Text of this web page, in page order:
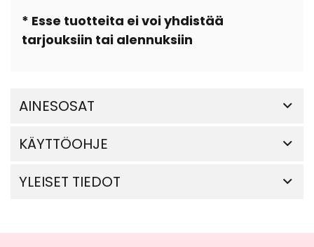
* Esse tuotteita ei voi yhdistää
tarjouksiin tai alennuksiin
AINESOSAT
KÄYTTÖOHJE
YLEISET TIEDOT